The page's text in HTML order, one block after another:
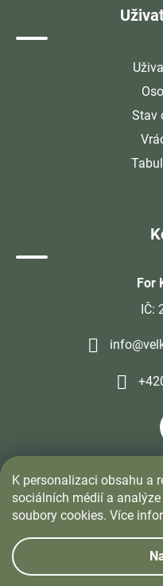
K personalizaci obsahu a
sociálních médií a
soubory cookies. Více
Stav
For
IČ: